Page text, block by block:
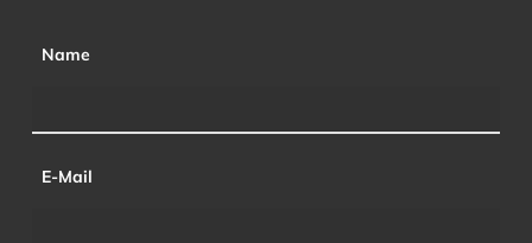
Name
E-Mail